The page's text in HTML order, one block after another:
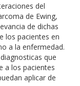
del
de Ewing,
de dichas
los pacientes en
a la enfermedad.
que
a los pacientes
aplicar de